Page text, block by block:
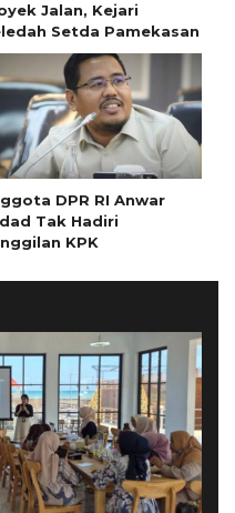
Jalan, Kejari
Setda Pamekasan
DPR RI Anwar
Tak Hadiri
KPK